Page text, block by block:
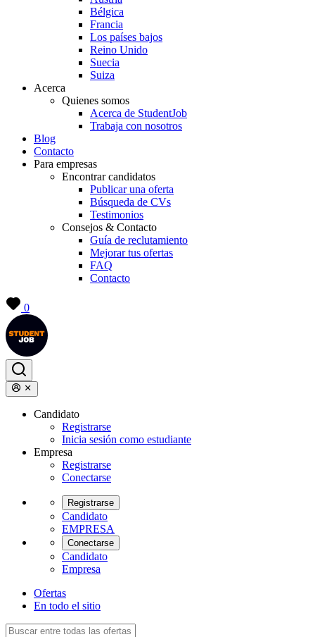
Bélgica
Francia
Los países bajos
Reino Unido
Suecia
Suiza
Acerca
Quienes somos
Acerca de StudentJob
Trabaja con nosotros
Blog
Contacto
Para empresas
Encontrar candidatos
Publicar una oferta
Búsqueda de CVs
Testimonios
Consejos & Contacto
Guía de reclutamiento
Mejorar tus ofertas
FAQ
Contacto
0
Candidato
Registrarse
Inicia sesión como estudiante
Empresa
Registrarse
Conectarse
Registrarse
Candidato
EMPRESA
Conectarse
Candidato
Empresa
Ofertas
En todo el sitio